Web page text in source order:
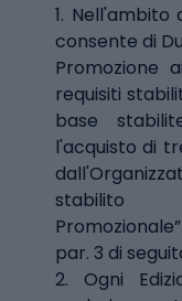
1. Nell'ambito
consente di
Promozione
requisiti
base
l'acquisto di
stabilito
par. 3 di
2. Ogni